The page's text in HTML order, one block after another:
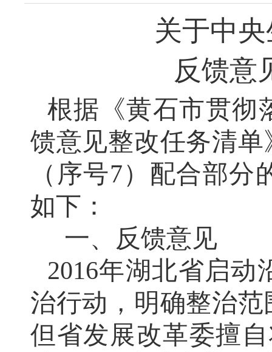
关于中
反馈意
根据《黄石市贯彻
馈意见整改任务清
（序号7）配合部
如下：
一、反馈意见
2016年湖北省启
治行动，明确整治
但省发展改革委擅